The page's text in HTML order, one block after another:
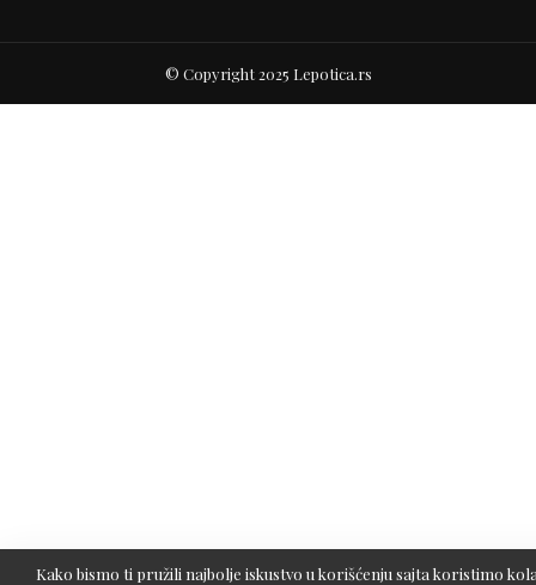
© Copyright 2025 Lepotica.rs
Kako bismo ti pružili najbolje iskustvo u korišćenju sajta koristimo